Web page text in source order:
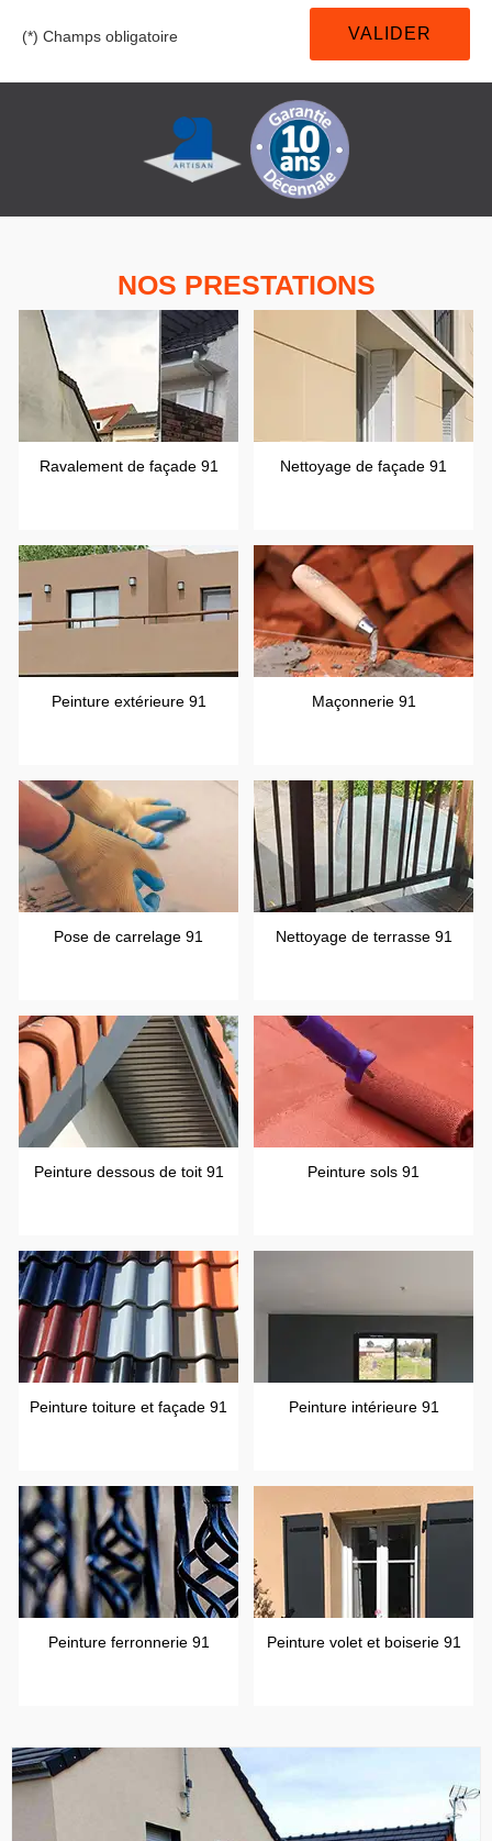
(*) Champs obligatoire
NOS PRESTATIONS
Ravalement de façade 91 Nettoyage de façade 91
Peinture extérieure 91 Maçonnerie 91
Pose de carrelage 91 Nettoyage de terrasse 91
Peinture dessous de toit 91 Peinture sols 91
Peinture toiture et façade 91 Peinture intérieure 91
Peinture ferronnerie 91 Peinture volet et boiserie 91